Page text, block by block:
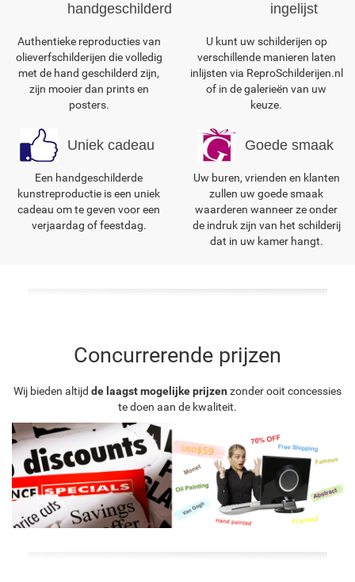
handgeschilderd
Authentieke reproducties van
olieverfschilderijen die volledig
met de hand geschilderd zijn,
zijn mooier dan prints en
posters.
ingelijst
U kunt uw schilderijen op
verschillende manieren laten
inlijsten via ReproSchilderijen.nl
of in de galerieën van uw
keuze.
Uniek cadeau
Een handgeschilderde
kunstreproductie is een uniek
cadeau om te geven voor een
verjaardag of feestdag.
Goede smaak
Uw buren, vrienden en klanten
zullen uw goede smaak
waarderen wanneer ze onder
de indruk zijn van het schilderij
dat in uw kamer hangt.
Concurrerende prijzen
Wij bieden altijd de laagst mogelijke prijzen zonder ooit concessies
te doen aan de kwaliteit.